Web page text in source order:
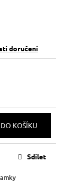
doručení
DO KOŠÍKU
Sdílet